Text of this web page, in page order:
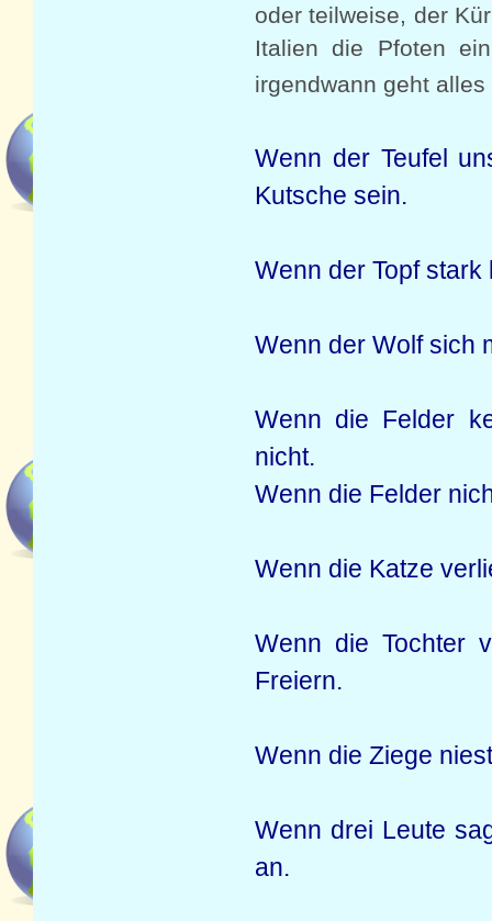
oder teilweise, der
Italien die Pfoten
irgendwann geht
Wenn der Teufel
Kutsche sein.
Wenn der Topf
Wenn der Wolf sich
Wenn die Felder
nicht.
Wenn die Felder
Wenn die Katze
Wenn die Tochter
Freiern.
Wenn die Ziege
Wenn drei Leute
an.